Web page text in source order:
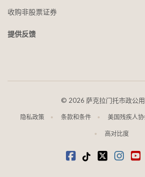
收购非股票证券
提供反馈
© 2026 萨克拉门托市政公
隐私政策 条款和条件 美国残疾人
高对比度
在 Facebook
抖音叽叽喳